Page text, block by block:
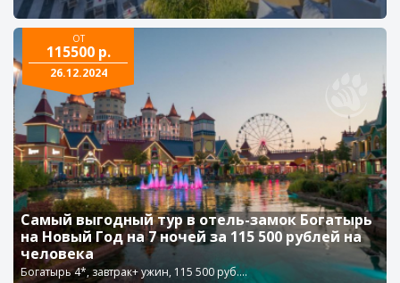
ОТ
115500 р.
26.12.2024
Самый выгодный тур в отель-замок Богатырь
на Новый Год на 7 ночей за 115 500 рублей на
человека
Богатырь 4*, завтрак+ ужин, 115 500 руб....